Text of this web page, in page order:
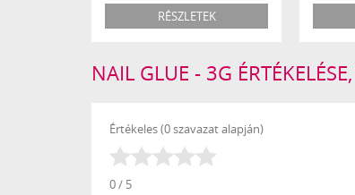
RÉSZLETEK
NAIL GLUE - 3G
Értékeles (0 szavazat alapján)
0 / 5